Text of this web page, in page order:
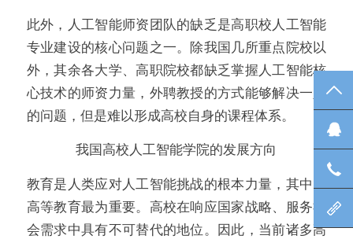
此外，人工智能师资团队的缺乏是高职校人工智能
专业建设的核心问题之一。除我国几所重点院校以
外，其余各大学、高职院校都缺乏掌握人工智能核
心技术的师资力量，外聘教授的方式能够解决一定
的问题，但是难以形成高校自身的课程体系。
我国高校人工智能学院的发展方向
教育是人类应对人工智能挑战的根本力量，其中以
高等教育最为重要。高校在响应国家战略、服务社
会需求中具有不可替代的地位。因此，当前诸多高
在
咨
北